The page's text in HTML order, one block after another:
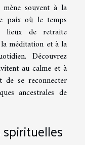
souvent à la
paix où le temps
lieux de retraite
méditation et à la
Découvrez
au calme et à
se reconnecter
ancestrales de